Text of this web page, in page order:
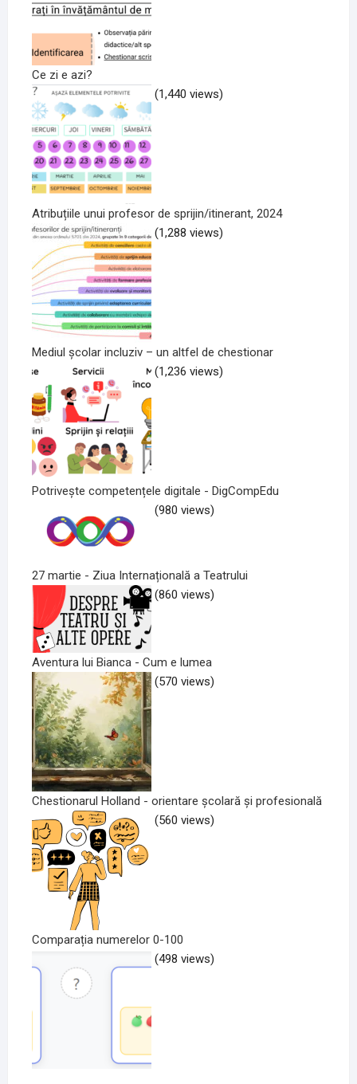
Ce zi e azi?
(1,440 views)
Atribuțiile unui profesor de sprijin/itinerant, 2024
(1,288 views)
Mediul școlar incluziv – un altfel de chestionar
(1,236 views)
Potrivește competențele digitale - DigCompEdu
(980 views)
27 martie - Ziua Internațională a Teatrului
(860 views)
Aventura lui Bianca - Cum e lumea
(570 views)
Chestionarul Holland - orientare școlară și profesională
(560 views)
Comparația numerelor 0-100
(498 views)